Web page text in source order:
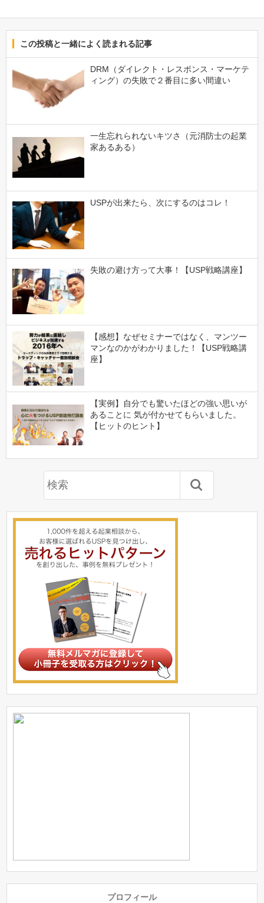
この投稿と一緒によく読まれる記事
DRM（ダイレクト・レスポンス・マーケテ
ィング）の失敗で２番目に多い間違い
一生忘れられないキツさ（元消防士の起業
家あるある）
USPが出来たら、次にするのはコレ！
失敗の避け方って大事！【USP戦略講座】
【感想】なぜセミナーではなく、マンツー
マンなのかがわかりました！【USP戦略講
座】
【実例】自分でも驚いたほどの強い思いが
あることに 気が付かせてもらいました。
【ヒットのヒント】
プロフィール